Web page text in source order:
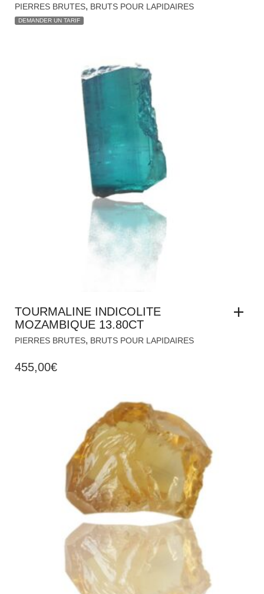
PIERRES BRUTES, BRUTS POUR LAPIDAIRES
DEMANDER UN TARIF
TOURMALINE INDICOLITE
MOZAMBIQUE 13.80CT
PIERRES BRUTES, BRUTS POUR LAPIDAIRES
455,00€